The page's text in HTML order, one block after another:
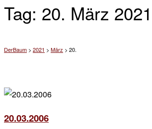
Tag: 20. März 2021
DerBaum > 2021 > März > 20.
20.03.2006